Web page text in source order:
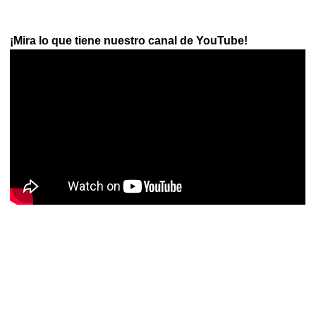
¡Mira lo que tiene nuestro canal de YouTube!